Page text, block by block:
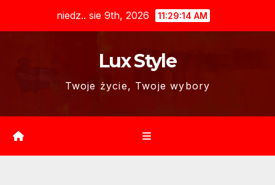
niedz.. sie 9th, 2026 11:29:15 AM
Lux Style
Twoje życie, Twoje wybory